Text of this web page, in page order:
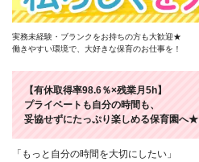
実務未経験・ブランクをお持ちの方も大歓迎★
働きやすい環境で、大好きな保育のお仕事を！
【有休取得率98.6％×残業月5h】
プライベートも自分の時間も、
妥協せずにたっぷり楽しめる保育園へ★
「もっと自分の時間を大切にしたい」